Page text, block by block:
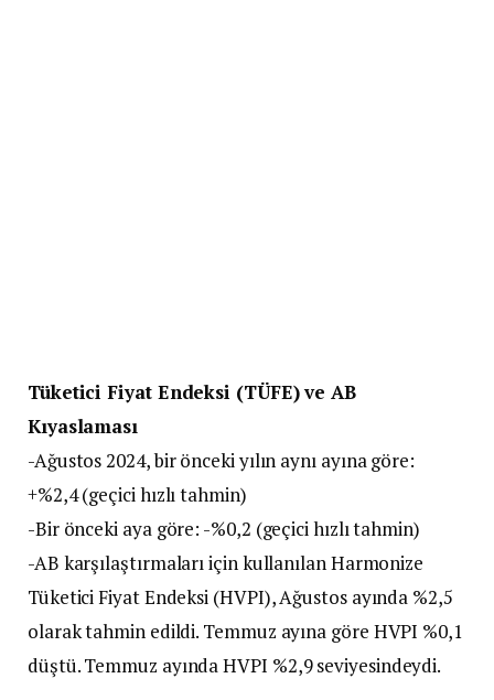
Tüketici Fiyat Endeksi (TÜFE) ve AB
Kıyaslaması
-Ağustos 2024, bir önceki yılın aynı ayına göre:
+%2,4 (geçici hızlı tahmin)
-Bir önceki aya göre: -%0,2 (geçici hızlı tahmin)
-AB karşılaştırmaları için kullanılan Harmonize
Tüketici Fiyat Endeksi (HVPI), Ağustos ayında %2,5
olarak tahmin edildi. Temmuz ayına göre HVPI %0,1
düştü. Temmuz ayında HVPI %2,9 seviyesindeydi.